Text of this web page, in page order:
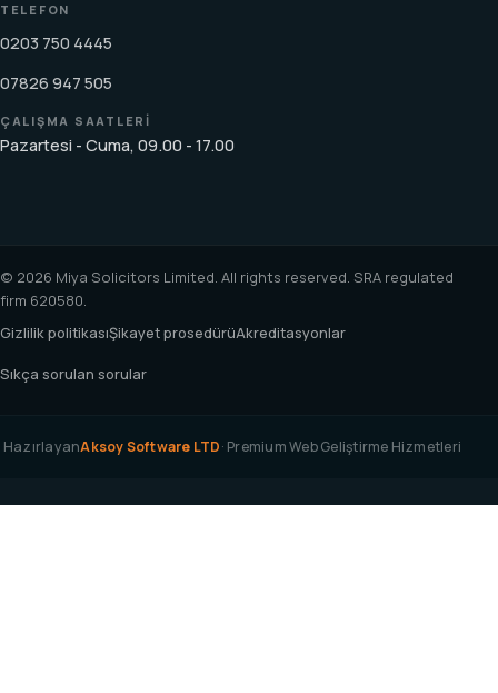
TELEFON
0203 750 4445
07826 947 505
ÇALIŞMA SAATLERI
Pazartesi - Cuma, 09.00 - 17.00
© 2026 Miya Solicitors Limited. All rights reserved. SRA regulated
firm 620580.
Gizlilik politikasıŞikayet prosedürüAkreditasyonlar
Sıkça sorulan sorular
HazırlayanAksoy Software LTD· Premium Web Geliştirme Hizmetleri